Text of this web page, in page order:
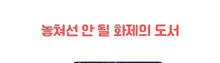
놓쳐선 안 될 화제의 도서